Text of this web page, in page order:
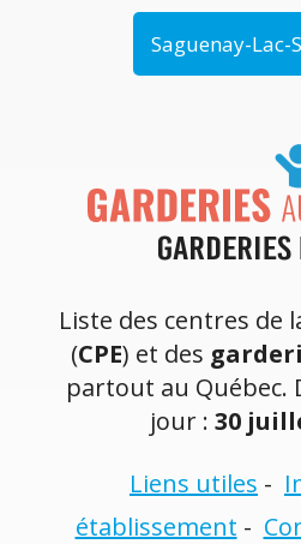
Saguenay-Lac-
Liste des centres de
(CPE) et des
partout au Québec.
jour : 30
Liens utiles -
établissement -